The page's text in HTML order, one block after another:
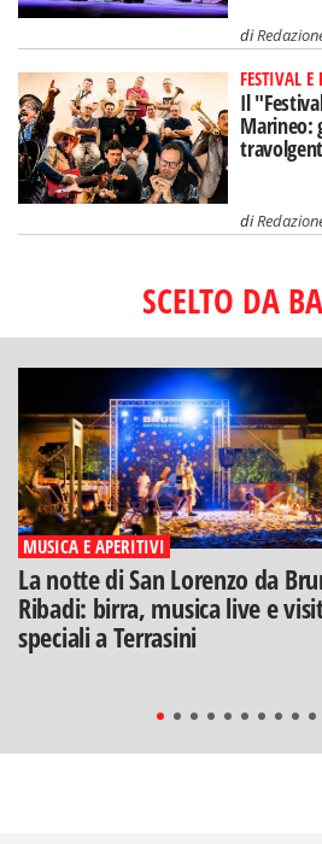
di
FESTIVAL E
Il
Marineo:
di
SCELTO DA
MUSICA E APERITIVI
La notte di San Lorenzo da
Ribadi: birra, musica live e
speciali a Terrasini